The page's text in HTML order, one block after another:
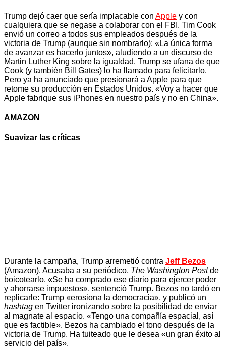
Trump dejó caer que sería implacable con Apple y con
cualquiera que se negase a colaborar con el FBI. Tim Cook
envió un correo a todos sus empleados después de la
victoria de Trump (aunque sin nombrarlo): «La única forma
de avanzar es hacerlo juntos», aludiendo a un discurso de
Martin Luther King sobre la igualdad. Trump se ufana de que
Cook (y también Bill Gates) lo ha llamado para felicitarlo.
Pero ya ha anunciado que presionará a Apple para que
retome su producción en Estados Unidos. «Voy a hacer que
Apple fabrique sus iPhones en nuestro país y no en China».
AMAZON
Suavizar las críticas
Durante la campaña, Trump arremetió contra Jeff Bezos
(Amazon). Acusaba a su periódico, The Washington Postde
boicotearlo. «Se ha comprado ese diario para ejercer poder
y ahorrarse impuestos», sentenció Trump. Bezos no tardó en
replicarle: Trump «erosiona la democracia», y publicó un
hashtag en Twitter ironizando sobre la posibilidad de enviar
al magnate al espacio. «Tengo una compañía espacial, así
que es factible». Bezos ha cambiado el tono después de la
victoria de Trump. Ha tuiteado que le desea «un gran éxito al
servicio del país».